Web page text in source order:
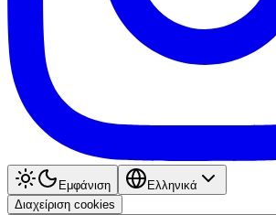
Εμφάνιση
Ελληνικά
Διαχείριση cookies